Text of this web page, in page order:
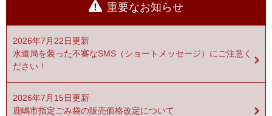
重要なお知らせ
2026年7月22日更新
水道局を装った不審なSMS（ショートメッセージ）にご注意く
ださい！
2026年7月15日更新
鹿嶋市指定ごみ袋の販売価格改定について